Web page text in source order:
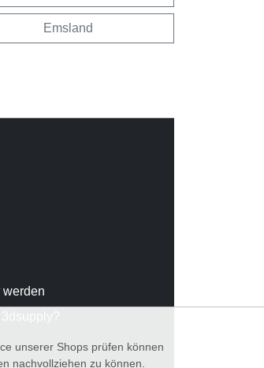
Emsland
werden
unserer Shops prüfen können
nachvollziehen zu können.